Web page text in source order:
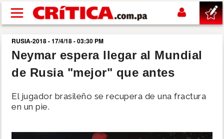
Pasar al contenido principal
buscar
SUCESOS
NACIONAL
RUSIA-2018 - 17/4/18 - 03:30 PM
Neymar espera llegar al Mundial
de Rusia "mejor" que antes
El jugador brasileño se recupera de una fractura
en un pie.